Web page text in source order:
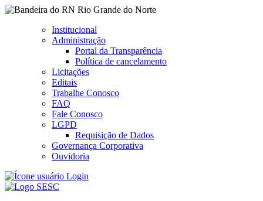
Rio Grande do Norte
Institucional
Administração
Portal da Transparência
Política de cancelamento
Licitações
Editais
Trabalhe Conosco
FAQ
Fale Conosco
LGPD
Requisição de Dados
Governança Corporativa
Ouvidoria
Login